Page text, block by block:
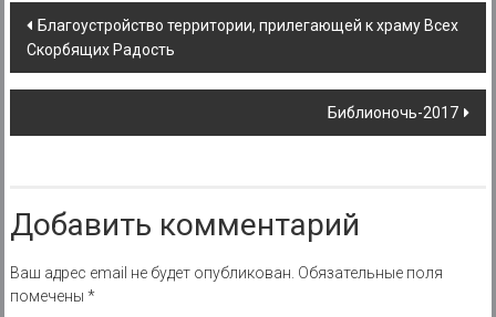
Post
navigation
Благоустройство территории, прилегающей к храму Всех
Скорбящих Радость
Библионочь-2017
Добавить комментарий
Ваш адрес email не будет опубликован. Обязательные поля
помечены *